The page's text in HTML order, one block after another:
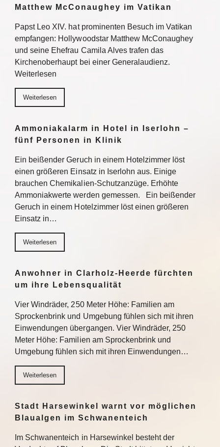
Matthew McConaughey im Vatikan
Papst Leo XIV. hat prominenten Besuch im Vatikan
empfangen: Hollywoodstar Matthew McConaughey
und seine Ehefrau Camila Alves trafen das
Kirchenoberhaupt bei einer Generalaudienz.
Weiterlesen
Weiterlesen
Ammoniakalarm in Hotel in Iserlohn –
fünf Personen in Klinik
Ein beißender Geruch in einem Hotelzimmer löst
einen größeren Einsatz in Iserlohn aus. Einige
brauchen Chemikalien-Schutzanzüge. Erhöhte
Ammoniakwerte werden gemessen. Ein beißender
Geruch in einem Hotelzimmer löst einen größeren
Einsatz in…
Weiterlesen
Anwohner in Clarholz-Heerde fürchten
um ihre Lebensqualität
Vier Windräder, 250 Meter Höhe: Familien am
Sprockenbrink und Umgebung fühlen sich mit ihren
Einwendungen übergangen. Vier Windräder, 250
Meter Höhe: Familien am Sprockenbrink und
Umgebung fühlen sich mit ihren Einwendungen…
Weiterlesen
Stadt Harsewinkel warnt vor möglichen
Blaualgen im Schwanenteich
Im Schwanenteich in Harsewinkel besteht der